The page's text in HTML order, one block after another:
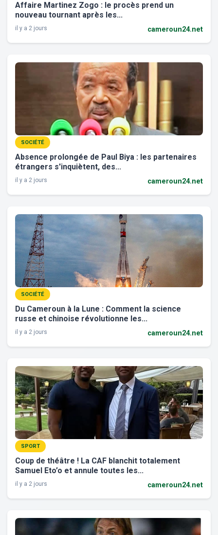
Affaire Martinez Zogo : le procès prend un
nouveau tournant après les...
il y a 2 jours cameroun24.net
SOCIÉTÉ
Absence prolongée de Paul Biya : les partenaires
étrangers s'inquiètent, des...
il y a 2 jours cameroun24.net
SOCIÉTÉ
Du Cameroun à la Lune : Comment la science
russe et chinoise révolutionne les...
il y a 2 jours cameroun24.net
SPORT
Coup de théâtre ! La CAF blanchit totalement
Samuel Eto’o et annule toutes les...
il y a 2 jours cameroun24.net